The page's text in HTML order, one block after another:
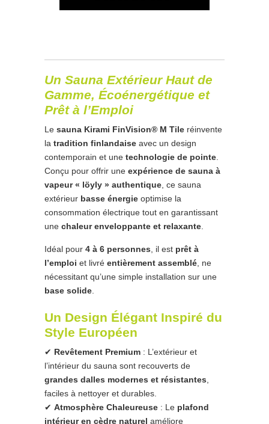
Un Sauna Extérieur Haut de
Gamme, Écoénergétique et
Prêt à l’Emploi
Le sauna Kirami FinVision® M Tile réinvente
la tradition finlandaise avec un design
contemporain et une technologie de pointe.
Conçu pour offrir une expérience de sauna à
vapeur « löyly » authentique, ce sauna
extérieur basse énergie optimise la
consommation électrique tout en garantissant
une chaleur enveloppante et relaxante.
Idéal pour 4 à 6 personnes, il est prêt à
l’emploi et livré entièrement assemblé, ne
nécessitant qu’une simple installation sur une
base solide.
Un Design Élégant Inspiré du
Style Européen
✔ Revêtement Premium : L’extérieur et
l’intérieur du sauna sont recouverts de
grandes dalles modernes et résistantes,
faciles à nettoyer et durables.
✔ Atmosphère Chaleureuse : Le plafond
intérieur en cèdre naturel améliore